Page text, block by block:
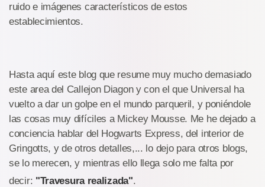
ruido e imágenes característicos de estos
establecimientos.
Hasta aquí este blog que resume muy mucho demasiado
este area del Callejon Diagon y con el que Universal ha
vuelto a dar un golpe en el mundo parqueril, y poniéndole
las cosas muy difíciles a Mickey Mousse. Me he dejado a
conciencia hablar del Hogwarts Express, del interior de
Gringotts, y de otros detalles,... lo dejo para otros blogs,
se lo merecen, y mientras ello llega solo me falta por
decir: "Travesura realizada".